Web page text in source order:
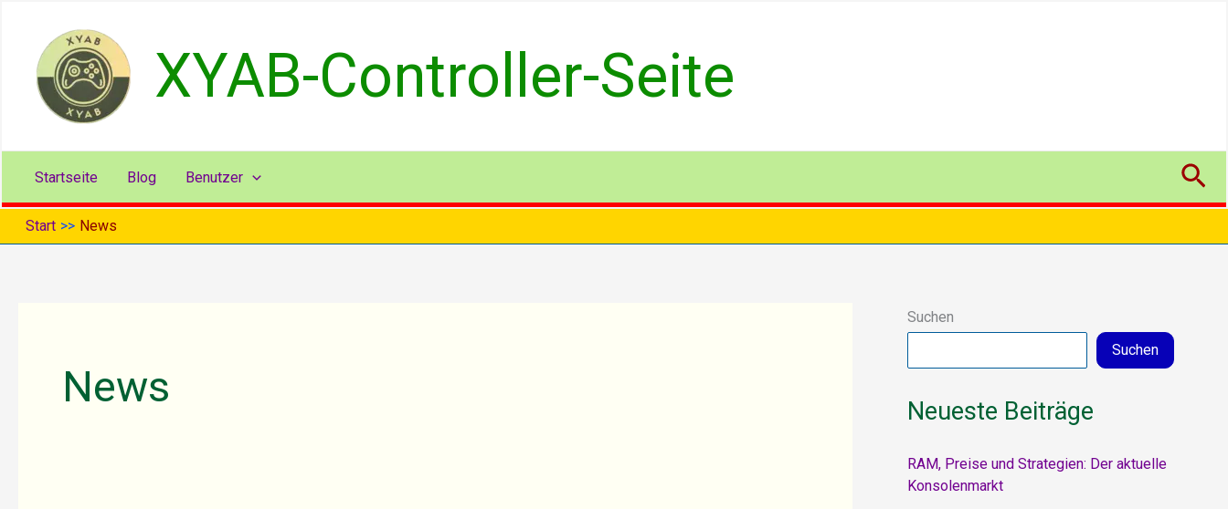
springen
XYAB-Controller-Seite
Startseite Blog Benutzer
Start News
News
Suchen
Suchen
Neueste Beiträge
RAM, Preise und Strategien: Der aktuelle
Konsolenmarkt